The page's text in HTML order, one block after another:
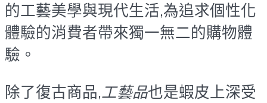
的工藝美學與現代生活,為追求個性化
體驗的消費者帶來獨一無二的購物體
驗。
除了復古商品,工藝品也是蝦皮上深受